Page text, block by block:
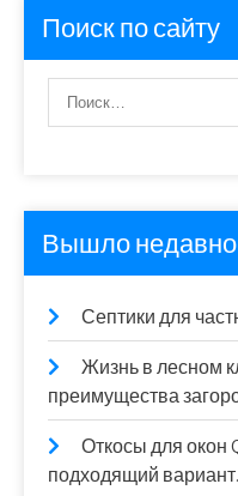
Поиск по сайту
Вышло недавно
Септики для
Жизнь в лесном
преимущества
Откосы для окон
подходящий вариант.